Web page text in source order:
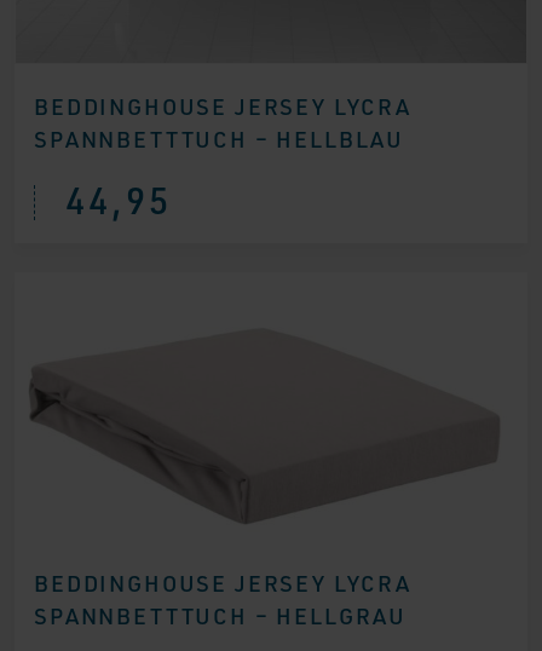
BEDDINGHOUSE JERSEY LYCRA
SPANNBETTTUCH – HELLBLAU
44,95
BEDDINGHOUSE JERSEY LYCRA
SPANNBETTTUCH – HELLGRAU